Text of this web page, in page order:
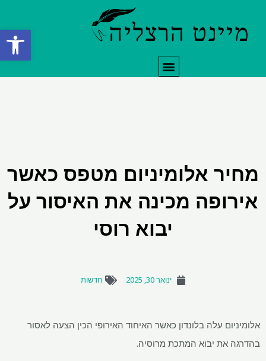
פתח
תפריט
מחיר אלומיניום מטפס כאשר
אירופה מכינה את האיסור על
יבוא רוסי
ינואר 30, 2025 חדשות
אלומיניום עלה בלונדון כאשר האיחוד האירופי הכין הצעה לאסור
בהדרגה את יבוא המתכת מרוסיה.